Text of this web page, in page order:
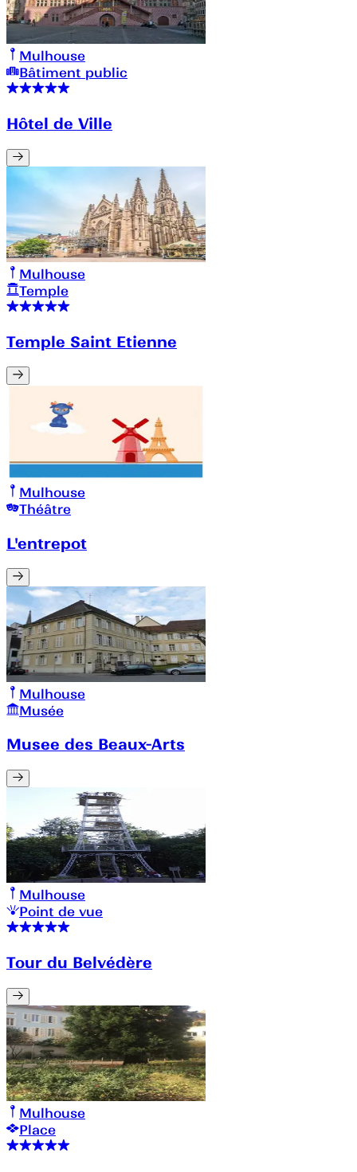
Mulhouse
Bâtiment public
Hôtel de Ville
Mulhouse
Temple
Temple Saint Etienne
Mulhouse
Théâtre
L'entrepot
Mulhouse
Musée
Musee des Beaux-Arts
Mulhouse
Point de vue
Tour du Belvédère
Mulhouse
Place